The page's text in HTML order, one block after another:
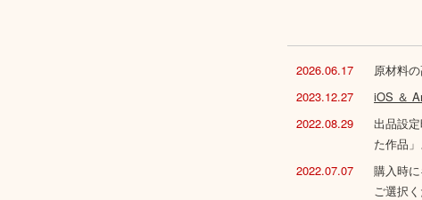
2026.06.17 原材料
2023.12.27
iOS ＆
2022.08.29
出品設
た作品
2022.07.07
購入時
ご選択く